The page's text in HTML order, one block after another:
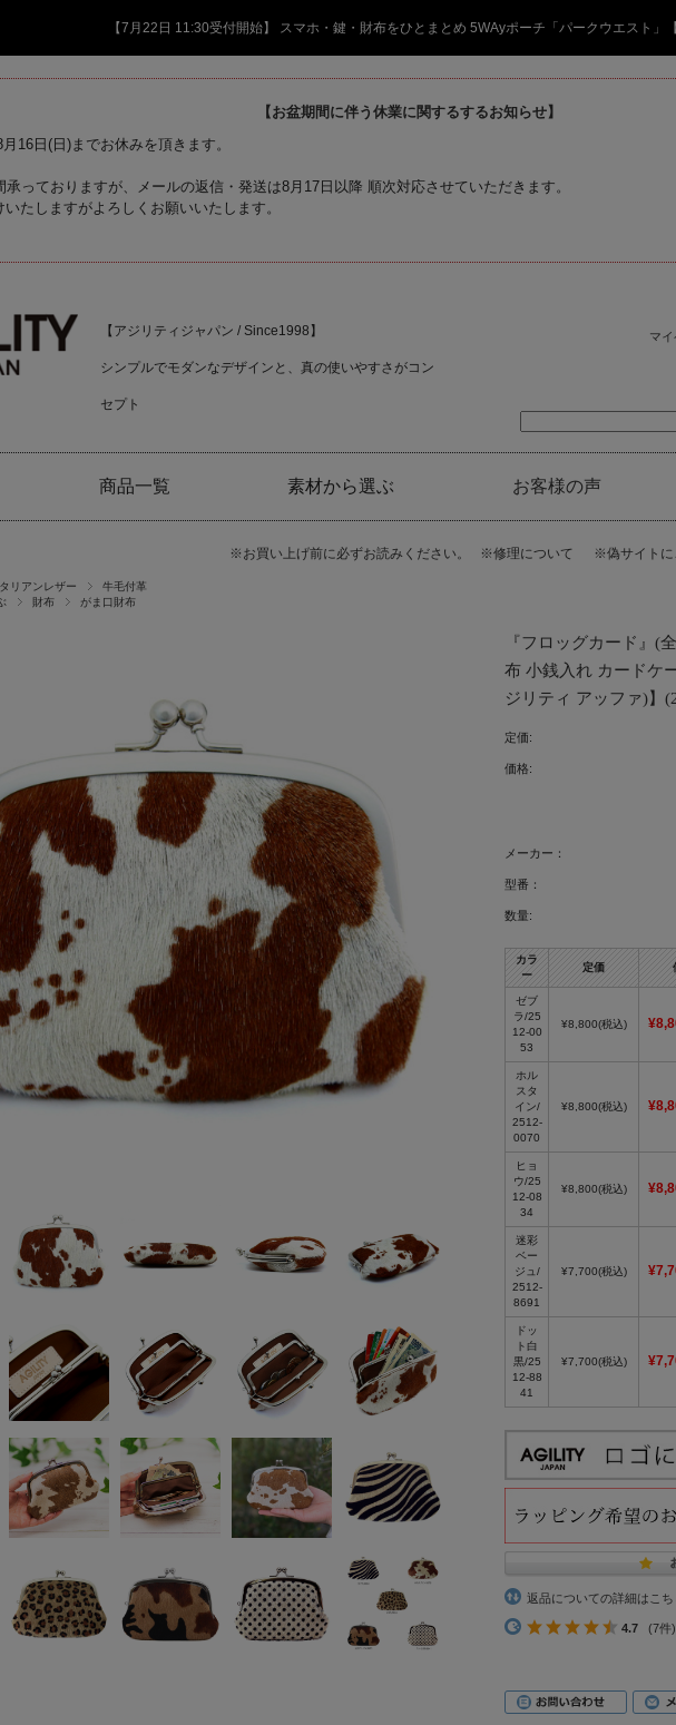
【7月22日 11:30受付開始】 スマホ・鍵・財布をひとまとめ 5WAyポーチ「パークウエスト」
【お盆期間に伴う休業に関するするお知らせ】
16日(日)までお休みを頂きます。
承っておりますが、メールの返信・発送は8月17日以降 順次対応させていただきます。
たしますがよろしくお願いいたします。
【アジリティジャパン / Since1998】
シンプルでモダンなデザインと、真の使いやすさがコン
セプト
マ
商品一覧 素材から選ぶ お客様の声
※お買い上げ前に必ずお読みください。 ※修理について ※偽サイト
リアンレザー
牛毛付革
財布 がま口財布
『フロッグカード』(
布 小銭入れ カードケ
ジリティ アッファ)】
定価:
価格:
メーカー：
型番：
数量:
カラ
ー
定価
ゼブ
ラ/25
12-00
53
¥8,800(税込)
ホル
スタ
イン/
2512-
0070
¥8,800(税込)
ヒョ
ウ/25
12-08
34
¥8,800(税込)
迷彩
ベー
ジュ/
2512-
8691
¥7,700(税込)
ドッ
ト白
黒/25
12-88
41
¥7,700(税込)
返品についての詳細はこち
4.7 (7件)